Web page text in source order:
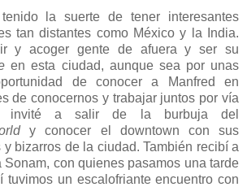
la suerte de tener interesantes
tan distantes como México y la India.
y acoger gente de afuera y ser su
en esta ciudad, aunque sea por unas
de conocer a Manfred en
de conocernos y trabajar juntos por vía
invité a salir de la burbuja del
y conocer el downtown con sus
bizarros de la ciudad. También recibí a
Sonam, con quienes pasamos una tarde
tuvimos un escalofriante encuentro con